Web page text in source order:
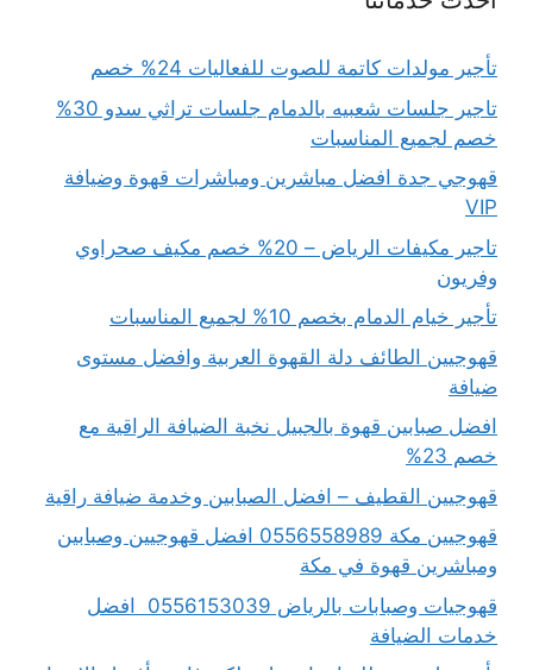
تأجير مولدات كاتمة للصوت للفعاليات 24% خصم
تاجير جلسات شعبيه بالدمام جلسات تراثي سدو 30%
خصم لجميع المناسبات
قهوجي جدة افضل مباشرين ومباشرات قهوة وضيافة
VIP
تاجير مكيفات الرياض – 20% خصم مكيف صحراوي
وفريون
تأجير خيام الدمام بخصم 10% لجميع المناسبات
قهوجيين الطائف دلة القهوة العربية وافضل مستوى
ضيافة
افضل صبابين قهوة بالجبيل نخبة الضيافة الراقية مع
خصم 23%
قهوجيين القطيف – افضل الصبابين وخدمة ضيافة راقية
قهوجيين مكة 0556558989 افضل قهوجيين وصبابين
ومباشرين قهوة في مكة
قهوجيات وصبابات بالرياض 0556153039 افضل
خدمات الضيافة